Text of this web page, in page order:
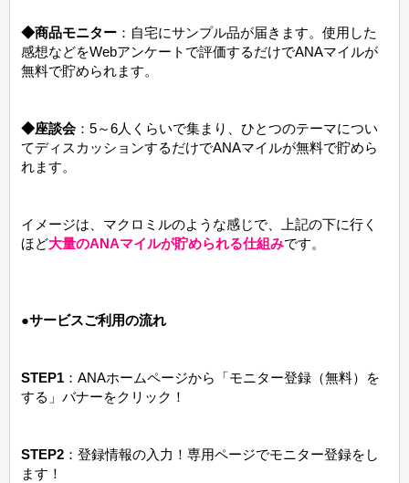
◆商品モニター：自宅にサンプル品が届きます。使用した
感想などをWebアンケートで評価するだけでANAマイルが
無料で貯められます。
◆座談会：5～6人くらいで集まり、ひとつのテーマについ
てディスカッションするだけでANAマイルが無料で貯めら
れます。
イメージは、マクロミルのような感じで、上記の下に行く
ほど大量のANAマイルが貯められる仕組みです。
●サービスご利用の流れ
STEP1：ANAホームページから「モニター登録（無料）を
する」バナーをクリック！
STEP2：登録情報の入力！専用ページでモニター登録をし
ます！